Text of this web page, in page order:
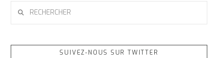
SUIVEZ-NOUS SUR TWITTER